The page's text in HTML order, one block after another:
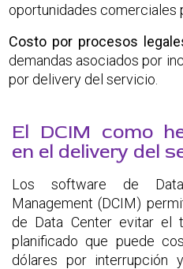
oportunidades comerciales
Costo por procesos
demandas asociados por
por delivery del servicio.
El DCIM como
en el delivery del
Los software de
Management (DCIM)
de Data Center evitar el
planificado que puede
dólares por interrupción